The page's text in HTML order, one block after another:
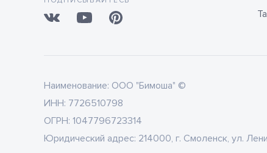
Наименование: ООО "Бимоша" ©
ИНН: 7726510798
ОГРН: 1047796723314
Юридический адрес: 214000, г. Смоленск, ул.